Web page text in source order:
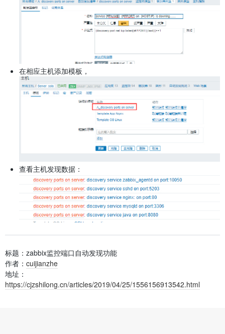
在相应主机添加模板，
查看主机发现数据：
标题：zabbix监控端口自动发现功能
作者： cuijianzhe
地址：
https://cjzshilong.cn/articles/2019/04/25/1556156913542.html